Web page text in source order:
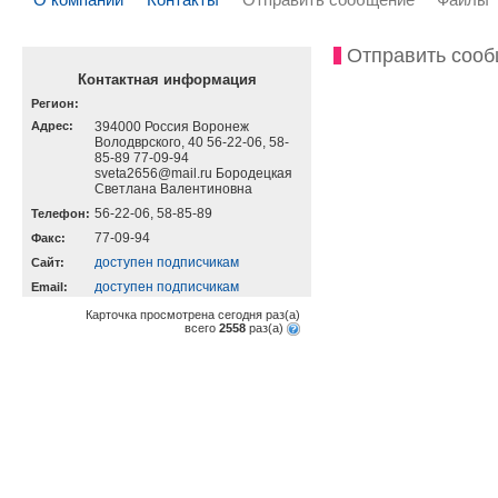
Контактная информация
Регион:
Адрес:
394000 Россия Воронеж
Володврского, 40 56-22-06, 58-
85-89 77-09-94
sveta2656@mail.ru Бородецкая
Светлана Валентиновна
Телефон: 56-22-06, 58-85-89
Факс: 77-09-94
Cайт: доступен подписчикам
Email: доступен подписчикам
Карточка просмотрена сегодня раз(a)
всего 2558 раз(a)
Отправить